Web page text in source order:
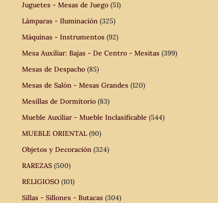
Juguetes - Mesas de Juego (51)
Lámparas - Iluminación (325)
Máquinas - Instrumentos (92)
Mesa Auxiliar: Bajas - De Centro - Mesitas (399)
Mesas de Despacho (85)
Mesas de Salón - Mesas Grandes (120)
Mesillas de Dormitorio (83)
Mueble Auxiliar - Mueble Inclasificable (544)
MUEBLE ORIENTAL (90)
Objetos y Decoración (324)
RAREZAS (500)
RELIGIOSO (101)
Sillas - Sillones - Butacas (304)